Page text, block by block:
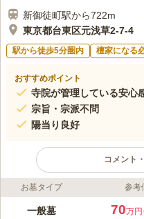
新御徒町駅から722m
東京都台東区元浅草2-7-4
駅から徒歩5分圏内 檀家になる
おすすめポイント
寺院が管理している安心
宗旨・宗派不問
陽当り良好
コメント
ライフドット編集部のコメント
最寄りの銀座線「稲荷
お墓タイプ 参考
一般墓 70万円